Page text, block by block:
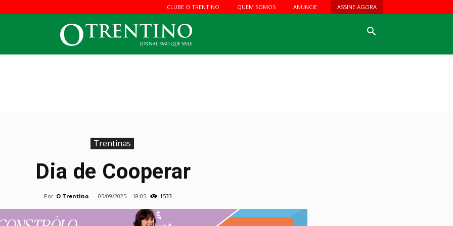
CLUBE O TRENTINO QUEM SOMOS ANUNCIE ASSINE AGORA
Trentinas
Dia de Cooperar
Por O Trentino - 05/09/2025 18:05 1533